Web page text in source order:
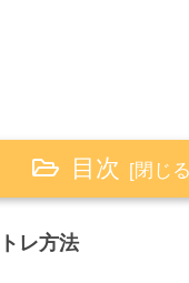
目次
レ方法